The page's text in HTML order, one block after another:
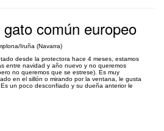
común europeo
Iruña (Navarra)
desde la protectora hace 4 meses, estamos
entre navidad y año nuevo y no queremos
no queremos que se estrese). Es muy
en el sillón o mirando por la ventana, le gusta
un poco desconfiado y su dueña anterior le